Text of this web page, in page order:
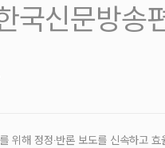
국신문방송
위해 정정‧반론 보도를 신속하고